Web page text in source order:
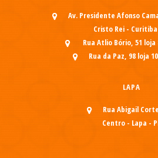
Av. Presidente Afonso
Cristo Rei -
Rua Atlio Bório, 51 loja
Rua da Paz, 98 loja
LAPA
Rua Abigail
Centro - Lapa -